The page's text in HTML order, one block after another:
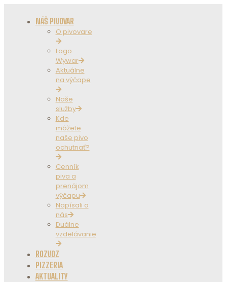
NÁŠ PIVOVAR
O pivovare
Logo
Wywar
Aktuálne
na výčape
Naše
služby
Kde
môžete
naše pivo
ochutnať?
Cenník
piva a
prenájom
výčapu
Napísali o
nás
Duálne
vzdelávanie
ROZVOZ
PIZZERIA
AKTUALITY